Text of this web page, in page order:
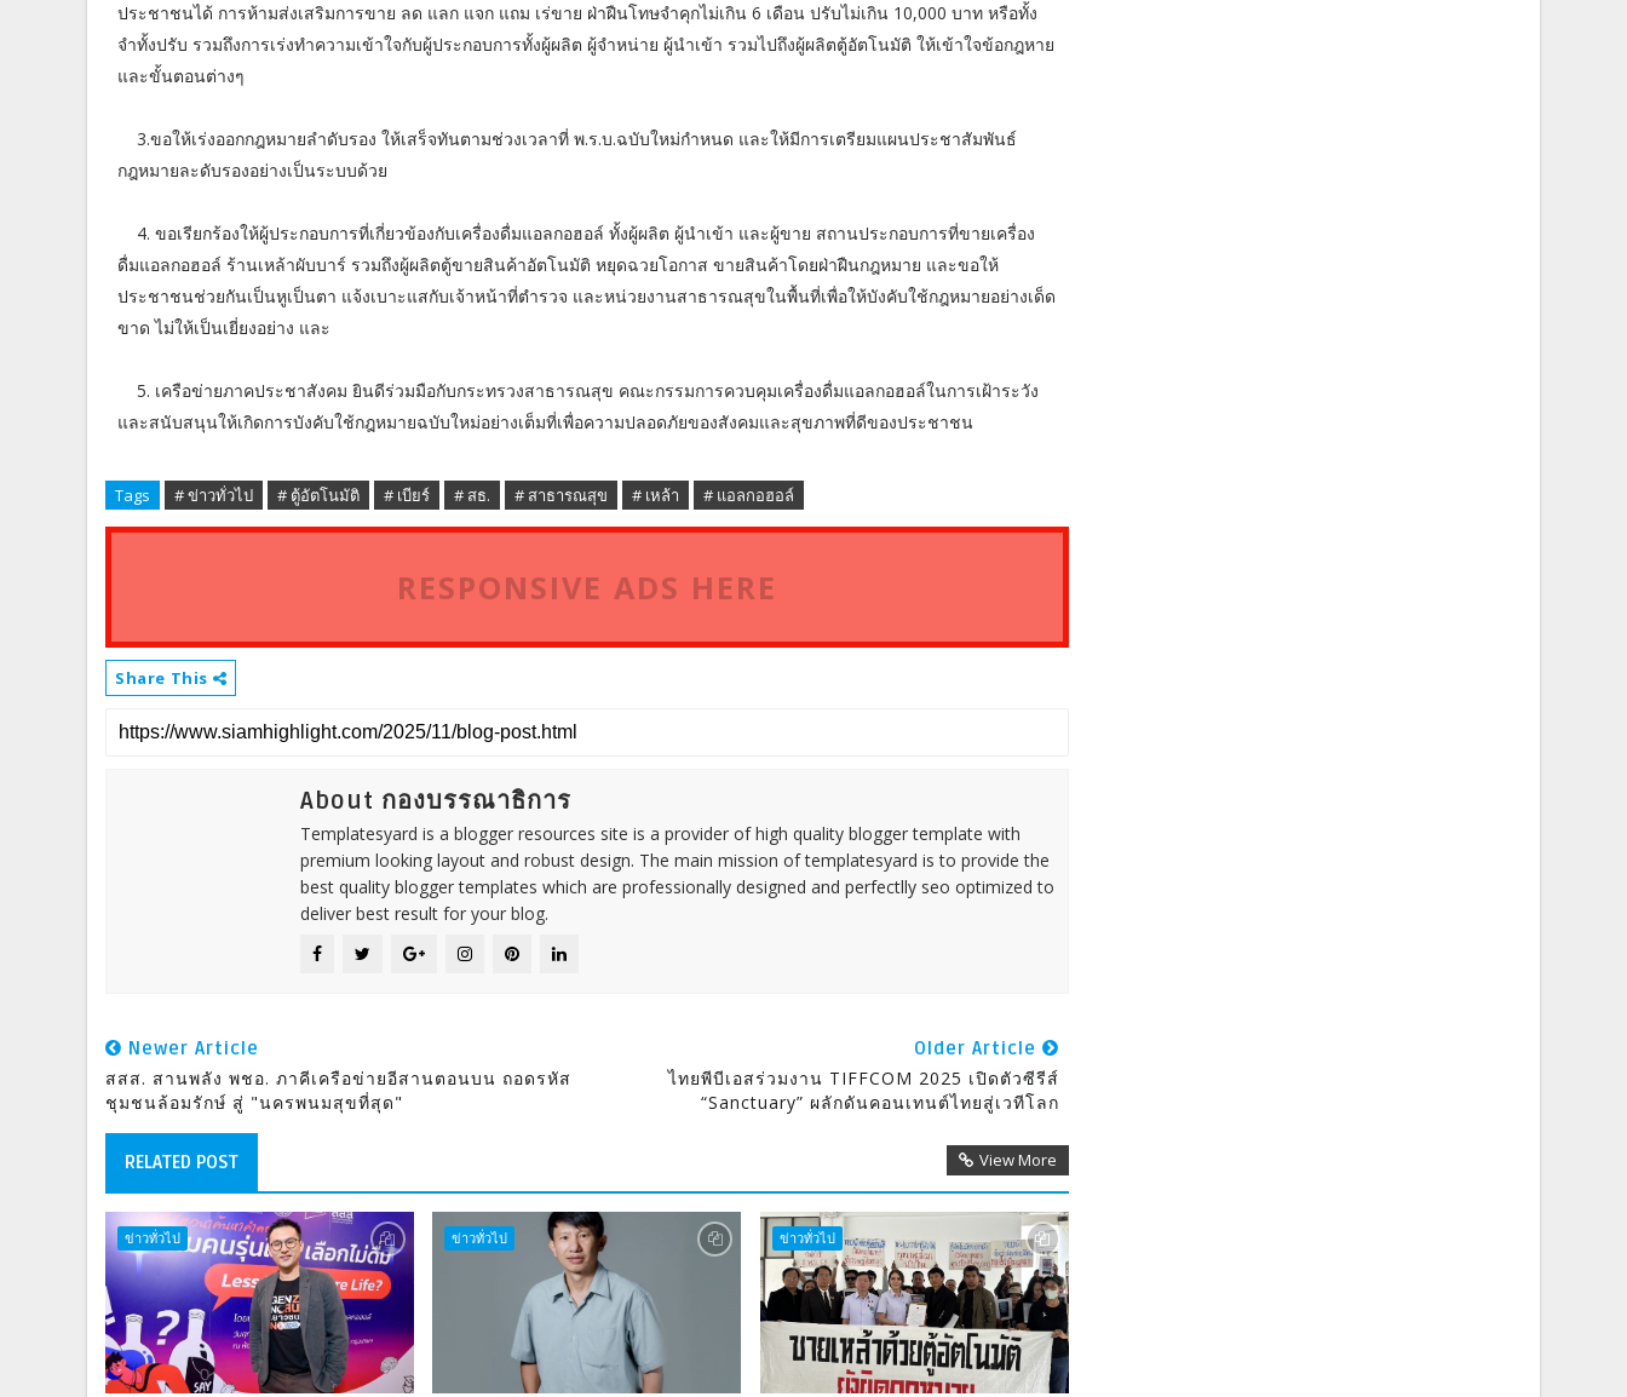
ประชาชนได้ การห้ามส่งเสริมการขาย ลด แลก แจก แถม เร่ขาย ฝ่าฝืนโทษจำคุกไม่เกิน 6 เดือน ปรับไม่เกิน 10,000 บาท หรือทั้ง
จำทั้งปรับ รวมถึงการเร่งทำความเข้าใจกับผู้ประกอบการทั้งผู้ผลิต ผู้จำหน่าย ผู้นำเข้า รวมไปถึงผู้ผลิตตู้อัตโนมัติ ให้เข้าใจข้อกฎหาย
และขั้นตอนต่างๆ
3.ขอให้เร่งออกกฎหมายลำดับรอง ให้เสร็จทันตามช่วงเวลาที่ พ.ร.บ.ฉบับใหม่กำหนด และให้มีการเตรียมแผนประชาสัมพันธ์
กฎหมายละดับรองอย่างเป็นระบบด้วย
4. ขอเรียกร้องให้ผู้ประกอบการที่เกี่ยวข้องกับเครื่องดื่มแอลกอฮอล์ ทั้งผู้ผลิต ผู้นำเข้า และผู้ขาย สถานประกอบการที่ขายเครื่อง
ดื่มแอลกอฮอล์ ร้านเหล้าผับบาร์ รวมถึงผู้ผลิตตู้ขายสินค้าอัตโนมัติ หยุดฉวยโอกาส ขายสินค้าโดยฝ่าฝืนกฎหมาย และขอให้
ประชาชนช่วยกันเป็นหูเป็นตา แจ้งเบาะแสกับเจ้าหน้าที่ตำรวจ และหน่วยงานสาธารณสุขในพื้นที่เพื่อให้บังคับใช้กฎหมายอย่างเด็ด
ขาด ไม่ให้เป็นเยี่ยงอย่าง และ
5. เครือข่ายภาคประชาสังคม ยินดีร่วมมือกับกระทรวงสาธารณสุข คณะกรรมการควบคุมเครื่องดื่มแอลกอฮอล์ในการเฝ้าระวัง
และสนับสนุนให้เกิดการบังคับใช้กฎหมายฉบับใหม่อย่างเต็มที่เพื่อความปลอดภัยของสังคมและสุขภาพที่ดีของประชาชน
Tags # ข่าวทั่วไป # ตู้อัตโนมัติ # เบียร์ # สธ. # สาธารณสุข # เหล้า # แอลกอฮอล์
RESPONSIVE ADS HERE
Share This
About กองบรรณาธิการ
Templatesyard is a blogger resources site is a provider of high quality blogger template with
premium looking layout and robust design. The main mission of templatesyard is to provide the
best quality blogger templates which are professionally designed and perfectlly seo optimized to
deliver best result for your blog.
Newer Article
สสส. สานพลัง พชอ. ภาคีเครือข่ายอีสานตอนบน ถอดรหัส
ชุมชนล้อมรักษ์ สู่ "นครพนมสุขที่สุด"
Older Article
ไทยพีบีเอสร่วมงาน TIFFCOM 2025 เปิดตัวซีรีส์
“Sanctuary” ผลักดันคอนเทนต์ไทยสู่เวทีโลก
RELATED POST View More
ข่าวทั่วไป ข่าวทั่วไป ข่าวทั่วไป